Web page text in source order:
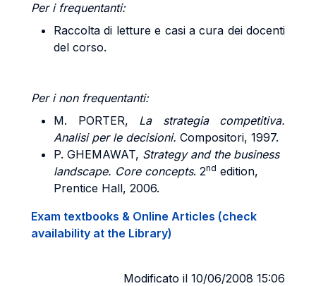
Per i frequentanti:
Raccolta di letture e casi a cura dei docenti
del corso.
Per i non frequentanti:
M. PORTER, La strategia competitiva.
Analisi per le decisioni. Compositori, 1997.
P. GHEMAWAT, Strategy and the business
landscape. Core concepts. 2nd edition,
Prentice Hall, 2006.
Exam textbooks & Online Articles (check
availability at the Library)
Modificato il 10/06/2008 15:06